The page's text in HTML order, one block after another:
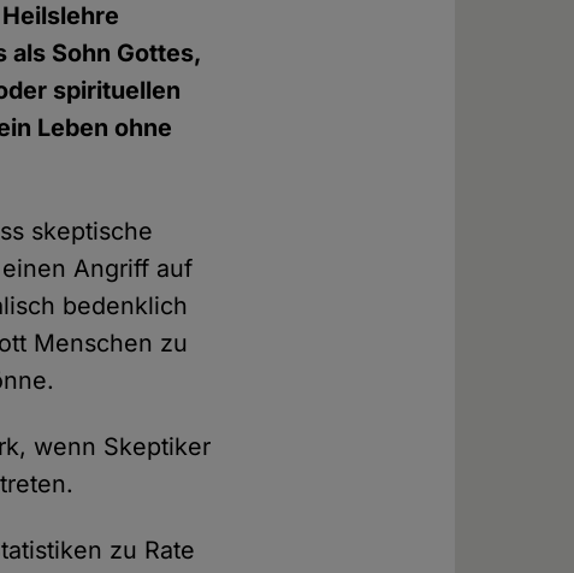
als Sohn Gottes,
spirituellen
Leben ohne
skeptische
Angriff auf
bedenklich
Menschen zu
wenn Skeptiker
zu Rate